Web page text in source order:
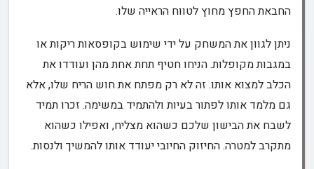
החבאת החפץ מחוץ לטווח הראייה שלו.
ניתן לגוון את המשחק על ידי שימוש בקופסאות ריקות או
במגבות מקופלות. הניחו חטיף תחת אחת מהן ועודדו את
הכלב למצוא אותו. זה לא רק מפתח את חוש הריח שלו, אלא
גם מלמד אותו לפתור בעיות ולהתמיד במשימה. זכרו תמיד
לשבח את הבישון שלכם כשהוא מצליח, ואפילו כשהוא
מתקרב למטרה. החיזוק החיובי יעודד אותו להמשיך ולנסות.